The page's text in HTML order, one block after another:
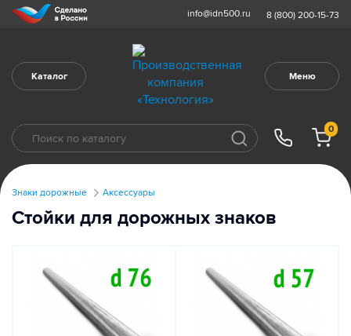
info@idn500.ru 8 (800) 200-15-73
Каталог Меню
0
Знаки дорожные Аксессуары
Стойки для дорожных знаков